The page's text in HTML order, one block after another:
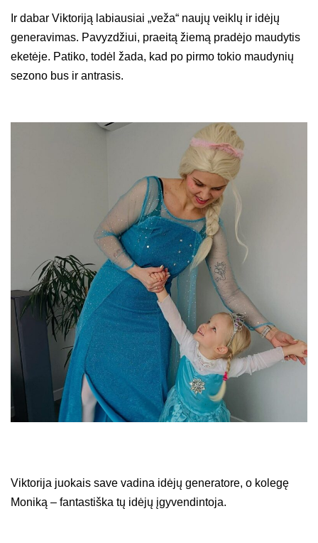
Ir dabar Viktoriją labiausiai „veža“ naujų veiklų ir idėjų
generavimas. Pavyzdžiui, praeitą žiemą pradėjo maudytis
eketėje. Patiko, todėl žada, kad po pirmo tokio maudynių
sezono bus ir antrasis.
Viktorija juokais save vadina idėjų generatore, o kolegę
Moniką – fantastiška tų idėjų įgyvendintoja.